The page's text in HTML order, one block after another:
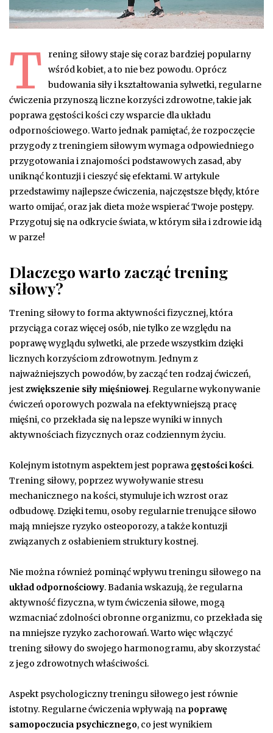
T
rening siłowy staje się coraz bardziej popularny
wśród kobiet, a to nie bez powodu. Oprócz
budowania siły i kształtowania sylwetki, regularne
ćwiczenia przynoszą liczne korzyści zdrowotne, takie jak
poprawa gęstości kości czy wsparcie dla układu
odpornościowego. Warto jednak pamiętać, że rozpoczęcie
przygody z treningiem siłowym wymaga odpowiedniego
przygotowania i znajomości podstawowych zasad, aby
uniknąć kontuzji i cieszyć się efektami. W artykule
przedstawimy najlepsze ćwiczenia, najczęstsze błędy, które
warto omijać, oraz jak dieta może wspierać Twoje postępy.
Przygotuj się na odkrycie świata, w którym siła i zdrowie idą
w parze!
Dlaczego warto zacząć trening
siłowy?
Trening siłowy to forma aktywności fizycznej, która
przyciąga coraz więcej osób, nie tylko ze względu na
poprawę wyglądu sylwetki, ale przede wszystkim dzięki
licznych korzyściom zdrowotnym. Jednym z
najważniejszych powodów, by zacząć ten rodzaj ćwiczeń,
jestzwiększenie siły mięśniowej. Regularne wykonywanie
ćwiczeń oporowych pozwala na efektywniejszą pracę
mięśni, co przekłada się na lepsze wyniki w innych
aktywnościach fizycznych oraz codziennym życiu.
Kolejnym istotnym aspektem jest poprawa gęstości kości.
Trening siłowy, poprzez wywoływanie stresu
mechanicznego na kości, stymuluje ich wzrost oraz
odbudowę. Dzięki temu, osoby regularnie trenujące siłowo
mają mniejsze ryzyko osteoporozy, a także kontuzji
związanych z osłabieniem struktury kostnej.
Nie można również pominąć wpływu treningu siłowego na
układ odpornościowy. Badania wskazują, że regularna
aktywność fizyczna, w tym ćwiczenia siłowe, mogą
wzmacniać zdolności obronne organizmu, co przekłada się
na mniejsze ryzyko zachorowań. Warto więc włączyć
trening siłowy do swojego harmonogramu, aby skorzystać
z jego zdrowotnych właściwości.
Aspekt psychologiczny treningu siłowego jest równie
istotny. Regularne ćwiczenia wpływają na poprawę
samopoczucia psychicznego, co jest wynikiem